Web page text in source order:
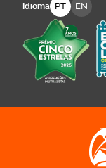
Idioma PT EN